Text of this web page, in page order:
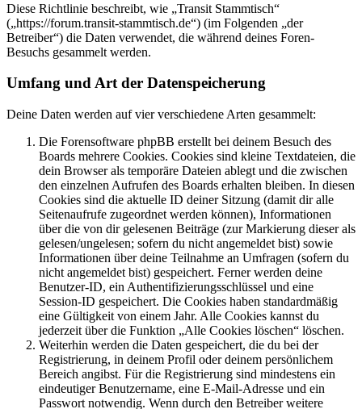
Diese Richtlinie beschreibt, wie „Transit Stammtisch“
(„https://forum.transit-stammtisch.de“) (im Folgenden „der
Betreiber“) die Daten verwendet, die während deines Foren-
Besuchs gesammelt werden.
Umfang und Art der Datenspeicherung
Deine Daten werden auf vier verschiedene Arten gesammelt:
Die Forensoftware phpBB erstellt bei deinem Besuch des
Boards mehrere Cookies. Cookies sind kleine Textdateien, die
dein Browser als temporäre Dateien ablegt und die zwischen
den einzelnen Aufrufen des Boards erhalten bleiben. In diesen
Cookies sind die aktuelle ID deiner Sitzung (damit dir alle
Seitenaufrufe zugeordnet werden können), Informationen
über die von dir gelesenen Beiträge (zur Markierung dieser als
gelesen/ungelesen; sofern du nicht angemeldet bist) sowie
Informationen über deine Teilnahme an Umfragen (sofern du
nicht angemeldet bist) gespeichert. Ferner werden deine
Benutzer-ID, ein Authentifizierungsschlüssel und eine
Session-ID gespeichert. Die Cookies haben standardmäßig
eine Gültigkeit von einem Jahr. Alle Cookies kannst du
jederzeit über die Funktion „Alle Cookies löschen“ löschen.
Weiterhin werden die Daten gespeichert, die du bei der
Registrierung, in deinem Profil oder deinem persönlichem
Bereich angibst. Für die Registrierung sind mindestens ein
eindeutiger Benutzername, eine E-Mail-Adresse und ein
Passwort notwendig. Wenn durch den Betreiber weitere